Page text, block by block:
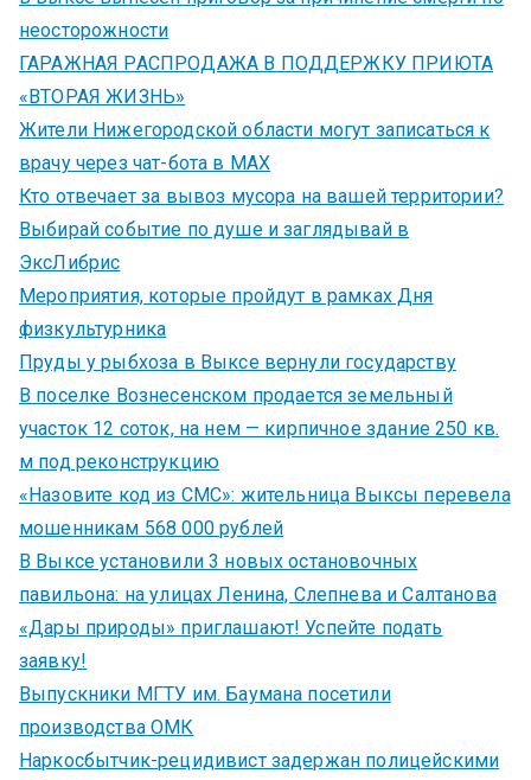
неосторожности
ГАРАЖНАЯ РАСПРОДАЖА В ПОДДЕРЖКУ ПРИЮТА
«ВТОРАЯ ЖИЗНЬ»
Жители Нижегородской области могут записаться к
врачу через чат-бота в MAX
Кто отвечает за вывоз мусора на вашей территории?
Выбирай событие по душе и заглядывай в
ЭксЛибрис
Мероприятия, которые пройдут в рамках Дня
физкультурника
Пруды у рыбхоза в Выксе вернули государству
В поселке Вознесенском продается земельный
участок 12 соток, на нем — кирпичное здание 250 кв.
м под реконструкцию
«Назовите код из СМС»: жительница Выксы перевела
мошенникам 568 000 рублей
В Выксе установили 3 новых остановочных
павильона: на улицах Ленина, Слепнева и Салтанова
«Дары природы» приглашают! Успейте подать
заявку!
Выпускники МГТУ им. Баумана посетили
производства ОМК
Наркосбытчик-рецидивист задержан полицейскими